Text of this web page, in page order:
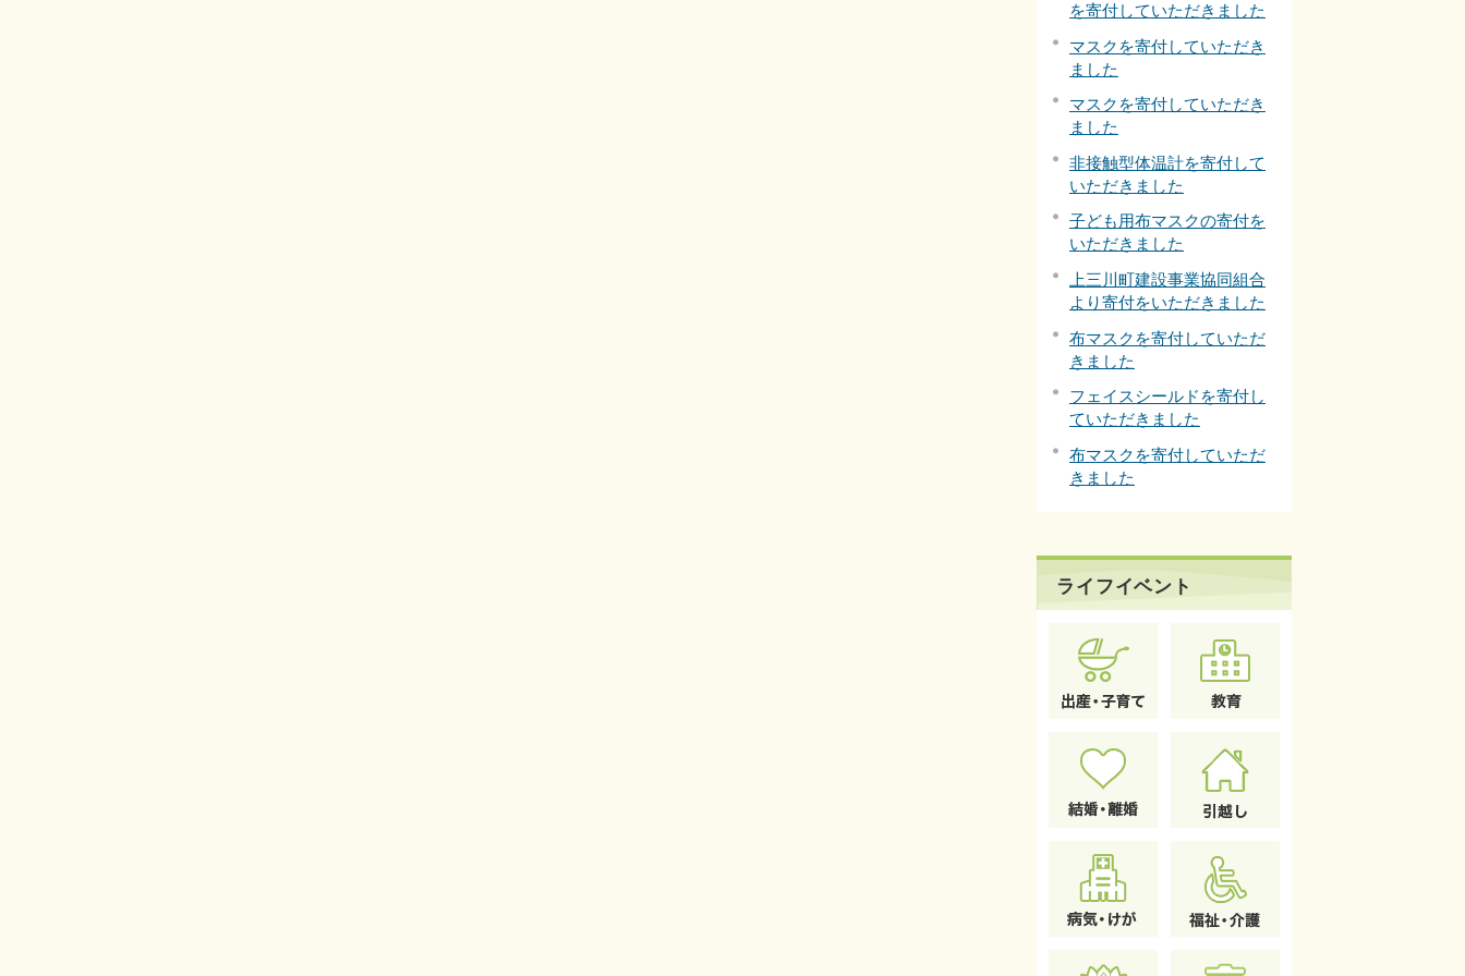
を寄付していただきました
マスクを寄付していただき
ました
マスクを寄付していただき
ました
非接触型体温計を寄付して
いただきました
子ども用布マスクの寄付を
いただきました
上三川町建設事業協同組合
より寄付をいただきました
布マスクを寄付していただ
きました
フェイスシールドを寄付し
ていただきました
布マスクを寄付していただ
きました
ライフイベント